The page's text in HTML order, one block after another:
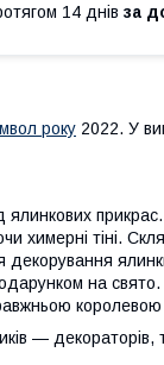
14 днів за
року 2022. У
прикрас.
химерні тіні.
декорування
на свято.
королевою
— декораторів,